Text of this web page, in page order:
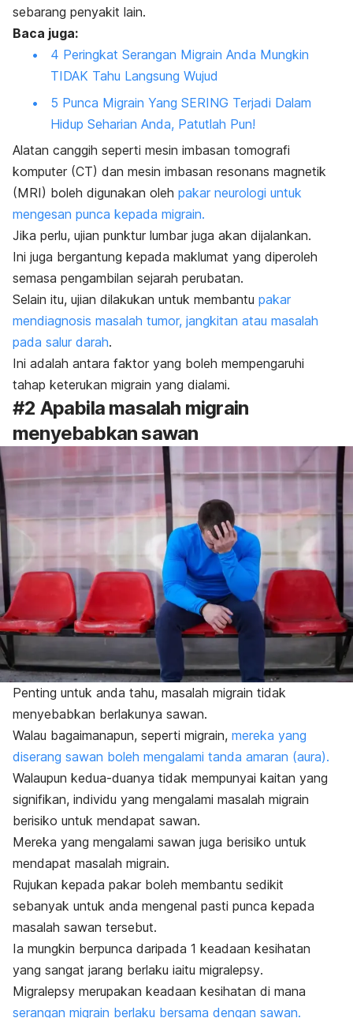
sebarang penyakit lain.
Baca juga:
4 Peringkat Serangan Migrain Anda Mungkin
TIDAK Tahu Langsung Wujud
5 Punca Migrain Yang SERING Terjadi Dalam
Hidup Seharian Anda, Patutlah Pun!
Alatan canggih seperti mesin imbasan tomografi
komputer (CT) dan mesin imbasan resonans magnetik
(MRI) boleh digunakan oleh pakar neurologi untuk
mengesan punca kepada migrain.
Jika perlu, ujian punktur lumbar juga akan dijalankan.
Ini juga bergantung kepada maklumat yang diperoleh
semasa pengambilan sejarah perubatan.
Selain itu, ujian dilakukan untuk membantu pakar
mendiagnosis masalah tumor, jangkitan atau masalah
pada salur darah.
Ini adalah antara faktor yang boleh mempengaruhi
tahap keterukan migrain yang dialami.
#2 Apabila masalah migrain
menyebabkan sawan
Penting untuk anda tahu, masalah migrain tidak
menyebabkan berlakunya sawan.
Walau bagaimanapun, seperti migrain, mereka yang
diserang sawan boleh mengalami tanda amaran (aura).
Walaupun kedua-duanya tidak mempunyai kaitan yang
signifikan, individu yang mengalami masalah migrain
berisiko untuk mendapat sawan.
Mereka yang mengalami sawan juga berisiko untuk
mendapat masalah migrain.
Rujukan kepada pakar boleh membantu sedikit
sebanyak untuk anda mengenal pasti punca kepada
masalah sawan tersebut.
Ia mungkin berpunca daripada 1 keadaan kesihatan
yang sangat jarang berlaku iaitu migralepsy.
Migralepsy merupakan keadaan kesihatan di mana
serangan migrain berlaku bersama dengan sawan.